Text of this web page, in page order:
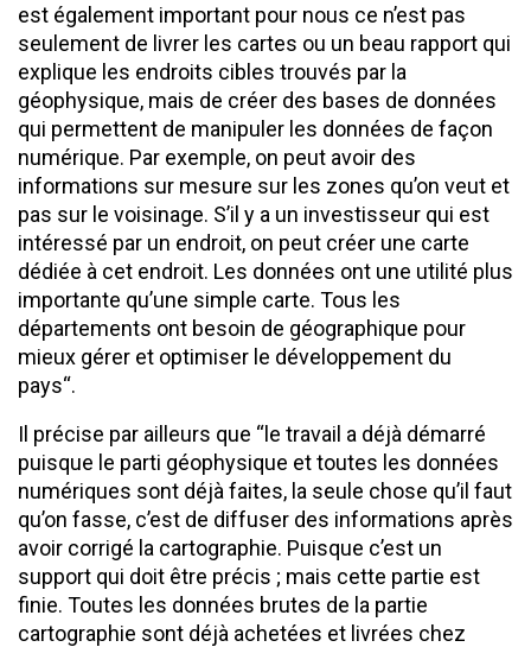
est également important pour nous ce n’est pas
seulement de livrer les cartes ou un beau rapport qui
explique les endroits cibles trouvés par la
géophysique, mais de créer des bases de données
qui permettent de manipuler les données de façon
numérique. Par exemple, on peut avoir des
informations sur mesure sur les zones qu’on veut et
pas sur le voisinage. S’il y a un investisseur qui est
intéressé par un endroit, on peut créer une carte
dédiée à cet endroit. Les données ont une utilité plus
importante qu’une simple carte. Tous les
départements ont besoin de géographique pour
mieux gérer et optimiser le développement du
pays“.
Il précise par ailleurs que “le travail a déjà démarré
puisque le parti géophysique et toutes les données
numériques sont déjà faites, la seule chose qu’il faut
qu’on fasse, c’est de diffuser des informations après
avoir corrigé la cartographie. Puisque c’est un
support qui doit être précis ; mais cette partie est
finie. Toutes les données brutes de la partie
cartographie sont déjà achetées et livrées chez